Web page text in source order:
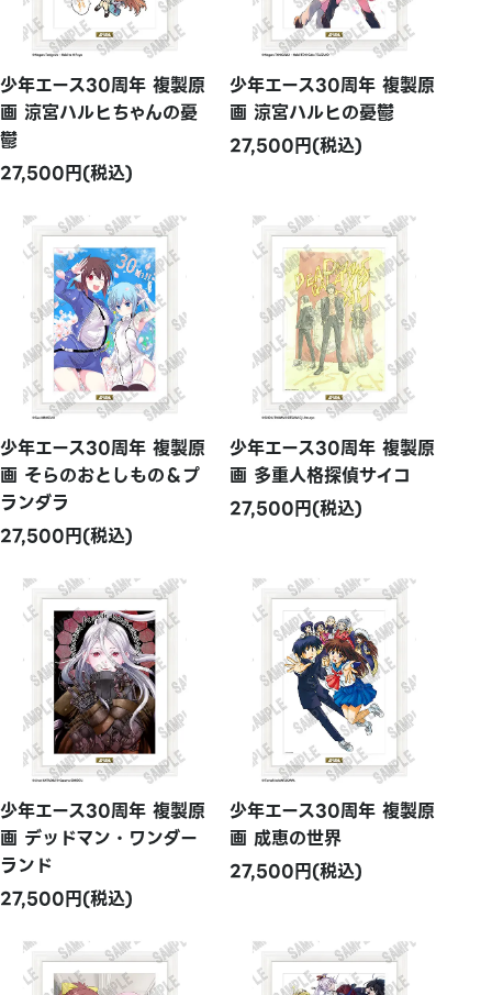
少年エース30周年 複製原
画 涼宮ハルヒちゃんの憂
鬱
27,500円(税込)
少年エース30周年 複製原
画 涼宮ハルヒの憂鬱
27,500円(税込)
少年エース30周年 複製原
画 そらのおとしもの＆プ
ランダラ
27,500円(税込)
少年エース30周年 複製原
画 多重人格探偵サイコ
27,500円(税込)
少年エース30周年 複製原
画 デッドマン・ワンダー
ランド
27,500円(税込)
少年エース30周年 複製原
画 成恵の世界
27,500円(税込)